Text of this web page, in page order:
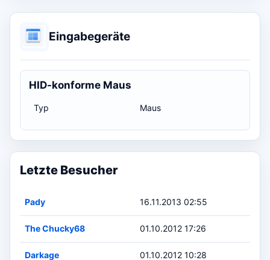
Eingabegeräte
HID-konforme Maus
Typ Maus
Letzte Besucher
Pady 16.11.2013 02:55
The Chucky68 01.10.2012 17:26
Darkage 01.10.2012 10:28